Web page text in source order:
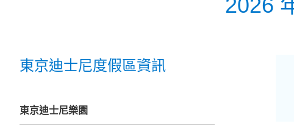
2026
東京迪士尼度假區資訊
東京迪士尼樂園